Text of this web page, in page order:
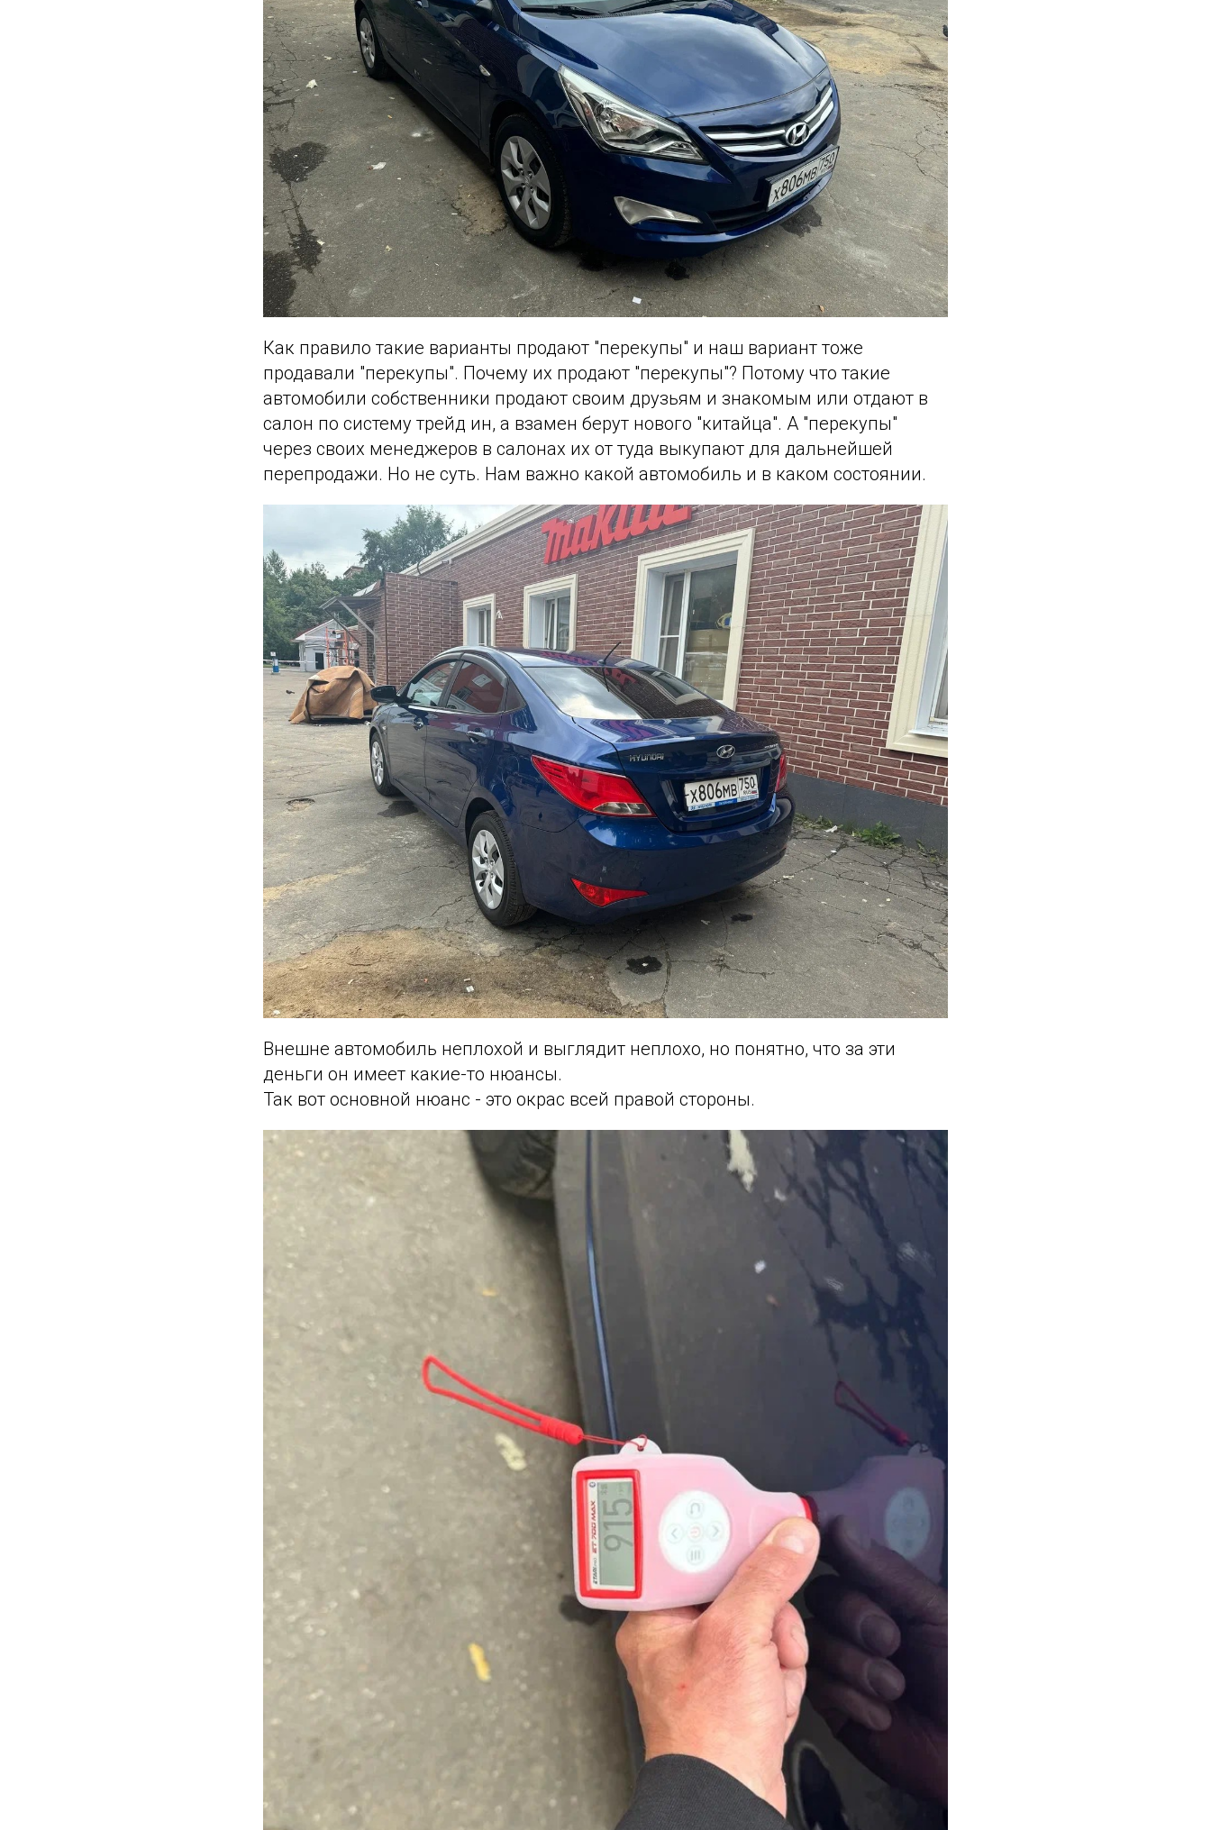
Как правило такие варианты продают "перекупы" и наш вариант тоже
продавали "перекупы". Почему их продают "перекупы"? Потому что такие
автомобили собственники продают своим друзьям и знакомым или отдают в
салон по систему трейд ин, а взамен берут нового "китайца". А "перекупы"
через своих менеджеров в салонах их от туда выкупают для дальнейшей
перепродажи. Но не суть. Нам важно какой автомобиль и в каком состоянии.
Внешне автомобиль неплохой и выглядит неплохо, но понятно, что за эти
деньги он имеет какие-то нюансы.
Так вот основной нюанс - это окрас всей правой стороны.